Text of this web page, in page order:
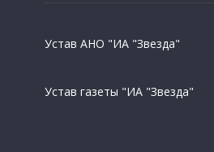
Устав АНО "ИА "Звезда"
Устав газеты "ИА "Звезда"